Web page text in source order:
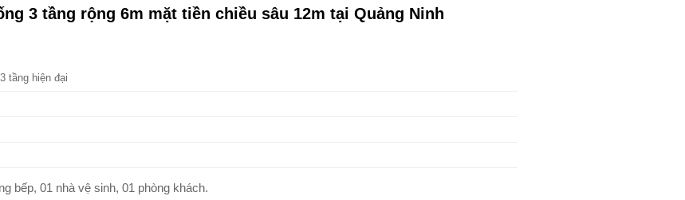
3 tầng rộng 6m mặt tiền chiều sâu 12m tại Quảng Ninh
tầng hiện đại
bếp, 01 nhà vệ sinh, 01 phòng khách.